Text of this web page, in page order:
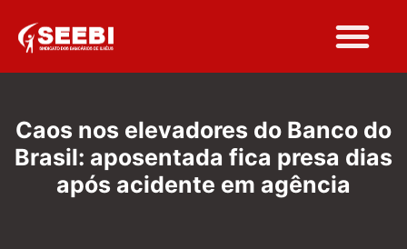
Caos nos elevadores do Banco do
Brasil: aposentada fica presa dias
após acidente em agência